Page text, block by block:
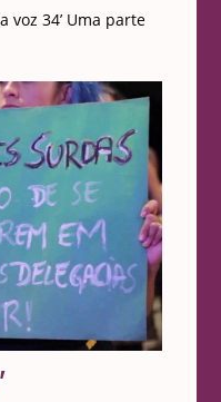
voz 34’ Uma parte